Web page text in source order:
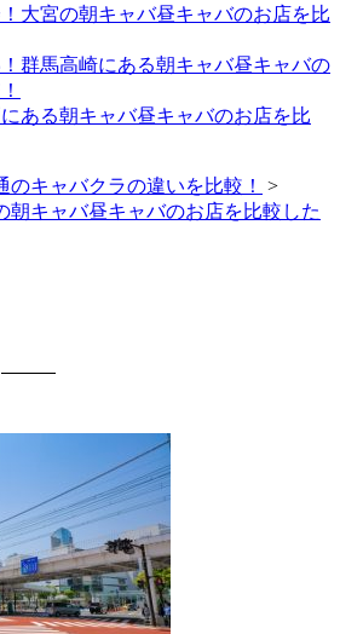
大宮の朝キャバ昼キャバのお店を比
群馬高崎にある朝キャバ昼キャバの
ある朝キャバ昼キャバのお店を比
のキャバクラの違いを比較！
>
朝キャバ昼キャバのお店を比較した